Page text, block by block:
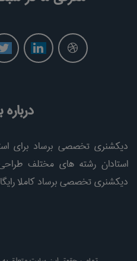
دیکشنری تخصصی برساد برای
استادان رشته های مختلف
دیکشنری تخصصی برساد کاملا